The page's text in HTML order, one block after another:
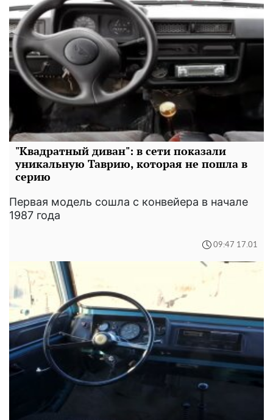
"Квадратный диван": в сети показали
уникальную Таврию, которая не пошла в
серию
Первая модель сошла с конвейера в начале
1987 года
09:47 17.01